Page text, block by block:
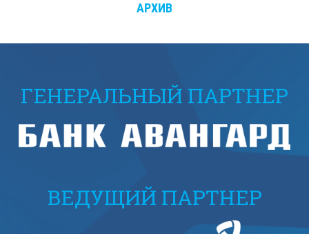
АРХИВ
ГЕНЕРАЛЬНЫЙ ПАРТНЕР
ВЕДУЩИЙ ПАРТНЕР